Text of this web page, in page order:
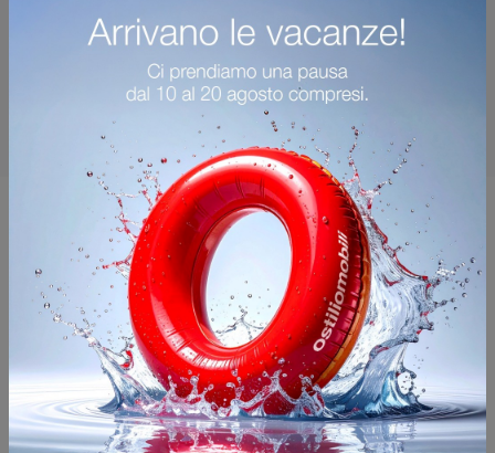
Potrebbero piacerti anche